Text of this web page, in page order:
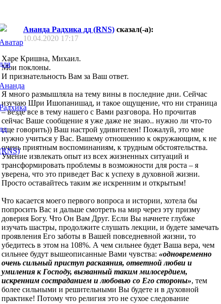
Ананда Радхика дд (RNS) сказал(-а):
10.04.2020 17:17
Харе Кришна, Михаил.
Мои поклоны.
И признательность Вам за Ваш ответ.
Я много размышляла на тему вины в последние дни. Сейчас
изучаю Шри Ишопанишад, и такое ощущение, что ни страница
– везде все в тему нашего с Вами разговора. Но прочитав
сейчас Ваше сообщение я уже даже не знаю.. нужно ли что-то
еще говорить)) Ваш настрой удивителен! Пожалуй, это мне
нужно учиться у Вас. Вашему отношению к окружающим, к не
очень приятным воспоминаниям, к трудным обстоятельства.
Умение извлекать опыт из всех жизненных ситуаций и
трансформировать проблемы в возможности для роста – я
уверена, что это приведет Вас к успеху в духовной жизни.
Просто оставайтесь таким же искренним и открытым!
Что касается моего первого вопроса и истории, хотела бы
попросить Вас и дальше смотреть на мир через эту призму
доверия Богу. Что Он Вам Друг. Если Вы начнете глубже
изучать шастры, продолжите слушать лекции, и будете замечать
проявления Его заботы в Вашей повседневной жизни, то
убедитесь в этом на 108%. А чем сильнее будет Ваша вера, чем
сильнее будут вышеописанные Вами чувства: «одновременно
очень сильный приступ раскаяния, ответной любви и
умиления к Господу, вызванный таким милосердием,
искренним состраданием и любовью со Его стороны», тем
более сильными и решительными Вы будете и в духовной
практике! Потому что религия это не сухое следование